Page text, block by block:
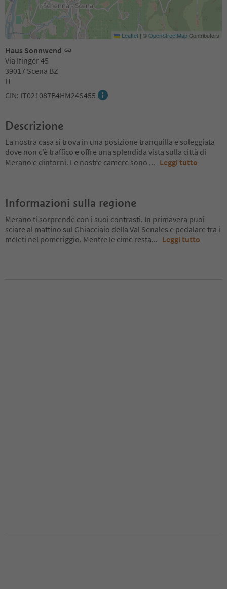
Haus Sonnwend
Via Ifinger 45
39017 Scena BZ
IT
CIN: IT021087B4HM24S455
Leaflet | ©OpenStreetMapContributors
Descrizione
La nostra casa si trova in una posizione tranquilla e soleggiata
dove non c’è traffico e offre una splendida vista sulla città di
Merano e dintorni. Le nostre camere sono ... Leggi tutto
Informazioni sulla regione
Merano ti sorprende con i suoi contrasti. In primavera puoi
sciare al mattino sul Ghiacciaio della Val Senales e pedalare tra i
meleti nel pomeriggio. Mentre le cime resta... Leggi tutto